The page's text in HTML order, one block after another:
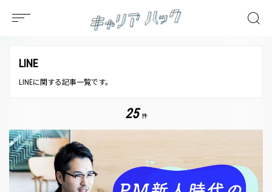
LINE
LINEに関する記事一覧です。
25 件